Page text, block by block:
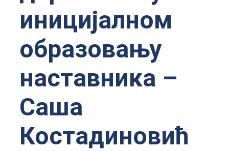
иницијалном
образовању
наставника –
Саша
Костадиновић